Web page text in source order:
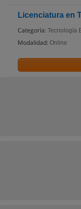
Licenciatura en
Categoría: Tecnología
Modalidad: Online